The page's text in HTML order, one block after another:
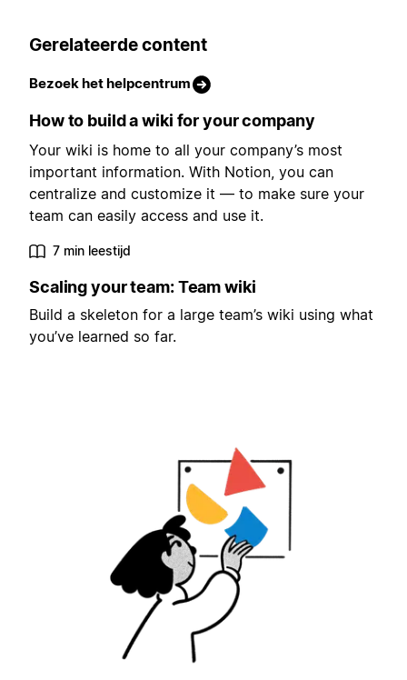
Gerelateerde content
Bezoek het helpcentrum
How to build a wiki for your company
Your wiki is home to all your company’s most
important information. With Notion, you can
centralize and customize it — to make sure your
team can easily access and use it.
7 min leestijd
Scaling your team: Team wiki
Build a skeleton for a large team’s wiki using what
you’ve learned so far.